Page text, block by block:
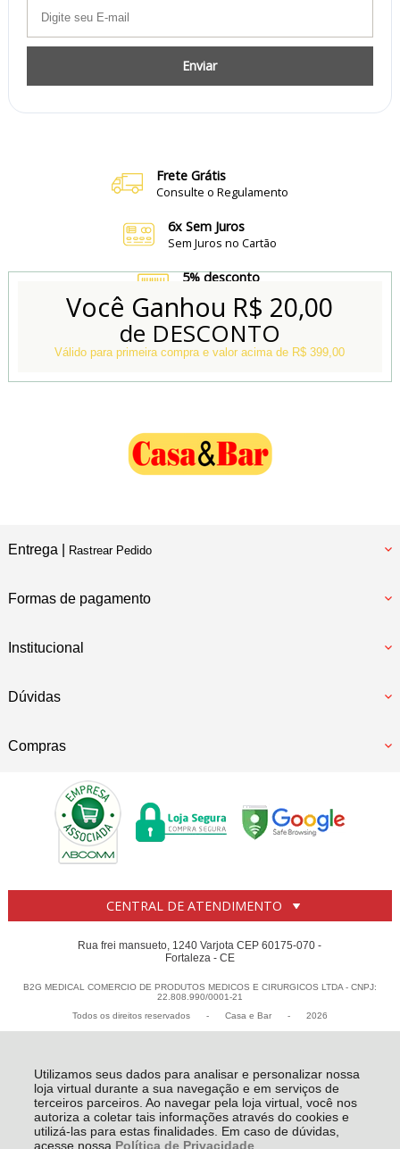
Utilizamos seus dados para analisar e personalizar nossa
loja virtual durante a sua navegação e em serviços de
terceiros parceiros. Ao navegar pela loja virtual, você nos
autoriza a coletar tais informações através do cookies e
utilizá-las para estas finalidades. Em caso de dúvidas,
acesse nossa Política de Privacidade
Enviar
Frete Grátis
Consulte o Regulamento
6x Sem Juros
Sem Juros no Cartão
5% desconto
no Boleto e Pix
Conheça também
Nossa Loja Física
Você Ganhou R$ 20,00
de DESCONTO
Válido para primeira compra e valor acima de R$ 399,00
Entrega | Rastrear Pedido
Formas de pagamento
Institucional
Dúvidas
Compras
CENTRAL DE ATENDIMENTO
Rua frei mansueto, 1240 Varjota CEP 60175-070 -
Fortaleza - CE
B2G MEDICAL COMERCIO DE PRODUTOS MEDICOS E CIRURGICOS LTDA - CNPJ:
22.808.990/0001-21
Todos os direitos reservados
- Casa e Bar - 2026